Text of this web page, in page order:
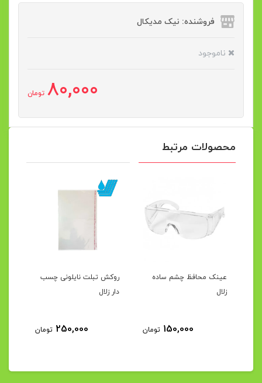
فروشنده: نیک مدیکال
ناموجود
80,000 تومان
محصولات مرتبط
عینک محافظ چشم ساده
زلال
150,000 تومان
روکش تبلت نایلونی چسب
دار زلال
250,000 تومان